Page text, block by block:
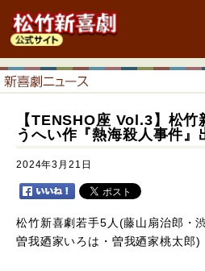
【TENSHO座 Vol.3】松
うへい作『熱海殺人事件』
2024年3月21日
松竹新喜劇若手5人(藤山扇治郎・
曽我廼家いろは・曽我廼家桃太郎)